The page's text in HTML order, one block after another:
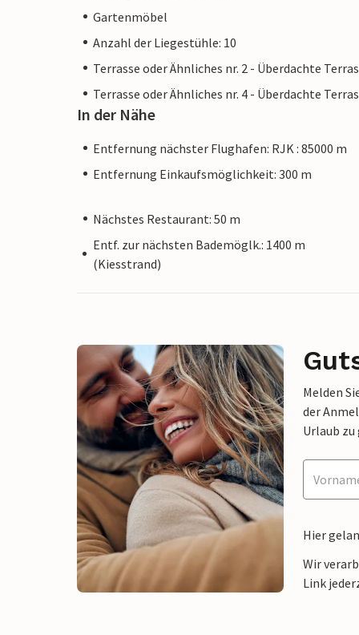
Gartenmöbel
Anzahl der Liegestühle: 10
Terrasse oder Ähnliches nr. 2 - Überdachte
Terrasse oder Ähnliches nr. 4 - Überdachte
In der Nähe
Entfernung nächster Flughafen: RJK : 85000 m
Entfernung Einkaufsmöglichkeit: 300 m
Nächstes Restaurant: 50 m
Entf. zur nächsten Bademöglk.: 1400 m
(Kiesstrand)
Melden
der
Urlaub zu
Hier
Wir
Link